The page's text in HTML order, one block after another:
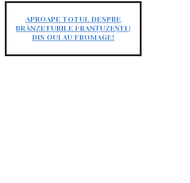
APROAPE TOTUL DESPRE
BRÂNZETURILE FRANȚUZEȘTI |
DIS OUI AU FROMAGE!